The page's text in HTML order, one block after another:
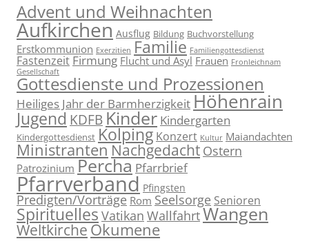
Advent und Weihnachten
Aufkirchen Ausflug Bildung Buchvorstellung
Erstkommunion Exerzitien Familie Familiengottesdienst
Fastenzeit Firmung Flucht und Asyl Frauen Fronleichnam
Gesellschaft
Gottesdienste und Prozessionen
Heiliges Jahr der BarmherzigkeitHöhenrain
Jugend KDFB Kinder Kindergarten
Kindergottesdienst Kolping Konzert Kultur Maiandachten
MinistrantenNachgedacht Ostern
Patrozinium Percha Pfarrbrief
Pfarrverband Pfingsten
Predigten/Vorträge Rom Seelsorge Senioren
Spirituelles Vatikan WallfahrtWangen
WeltkircheÖkumene